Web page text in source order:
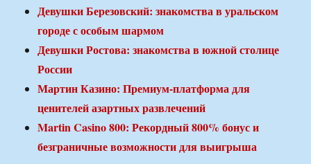
Девушки Березовский: знакомства в уральском
городе с особым шармом
Девушки Ростова: знакомства в южной столице
России
Мартин Казино: Премиум-платформа для
ценителей азартных развлечений
Martin Casino 800: Рекордный 800% бонус и
безграничные возможности для выигрыша